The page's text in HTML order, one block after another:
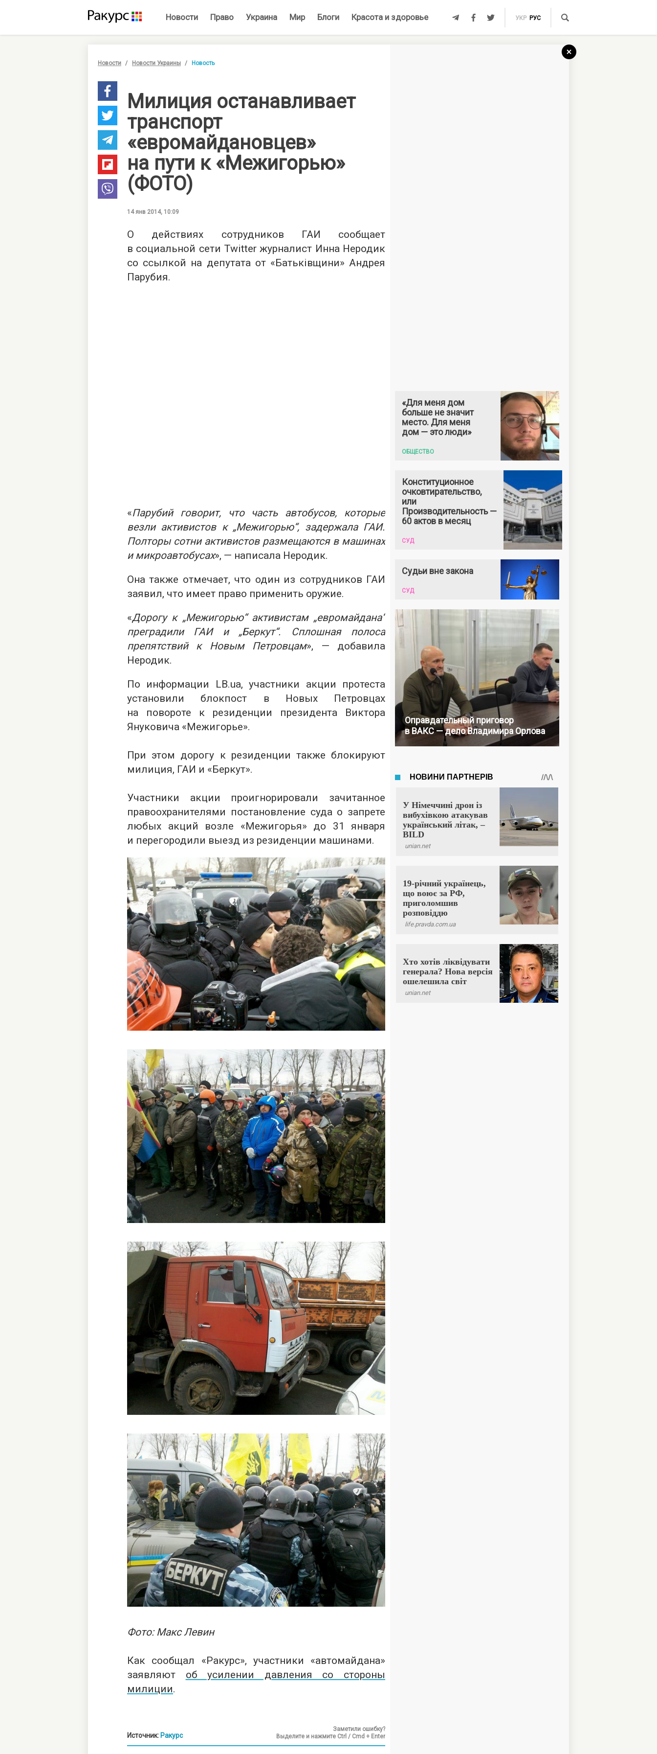
Новости Право Украина Мир Блоги Красота и здоровье УКР РУС
Новости Новости Украины Новость
Милиция останавливает
транспорт
«евромайдановцев»
на пути к «Межигорью»
(ФОТО)
14 янв 2014, 10:09
О действиях сотрудников ГАИ сообщает
в социальной сети Twitter журналист Инна Неродик
со ссылкой на депутата от «Батьківщини» Андрея
Парубия.
«Парубий говорит, что часть автобусов, которые
везли активистов к „Межигорью“, задержала ГАИ.
Полторы сотни активистов размещаются в машинах
и микроавтобусах», — написала Неродик.
Она также отмечает, что один из сотрудников ГАИ
заявил, что имеет право применить оружие.
«Дорогу к „Межигорью“ активистам „евромайдана“
преградили ГАИ и „Беркут“. Сплошная полоса
препятствий к Новым Петровцам», — добавила
Неродик.
По информации LB.ua, участники акции протеста
установили блокпост в Новых Петровцах
на повороте к резиденции президента Виктора
Януковича «Межигорье».
При этом дорогу к резиденции также блокируют
милиция, ГАИ и «Беркут».
Участники акции проигнорировали зачитанное
правоохранителями постановление суда о запрете
любых акций возле «Межигорья» до 31 января
и перегородили выезд из резиденции машинами.
Фото: Макс Левин
Как сообщал «Ракурс», участники «автомайдана»
заявляют об усилении давления со стороны
милиции.
Источник: Ракурс
Заметили ошибку?
Выделите и нажмите Ctrl / Cmd + Enter
«Для меня дом
больше не значит
место. Для меня
дом — это люди»
ОБЩЕСТВО
Конституционное
очковтирательство,
или
Производительность —
60 актов в месяц
СУД
Судьи вне закона
СУД
Оправдательный приговор
в ВАКС — дело Владимира Орлова